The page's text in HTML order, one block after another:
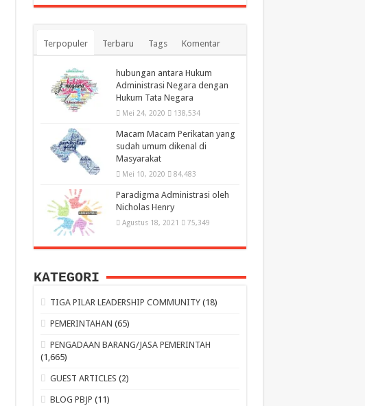
Terpopuler Terbaru Tags Komentar
hubungan antara Hukum
Administrasi Negara dengan
Hukum Tata Negara
Mei 24, 2020 138,534
Macam Macam Perikatan yang
sudah umum dikenal di
Masyarakat
Mei 10, 2020 84,483
Paradigma Administrasi oleh
Nicholas Henry
Agustus 18, 2021 75,349
KATEGORI
TIGA PILAR LEADERSHIP COMMUNITY (18)
PEMERINTAHAN (65)
PENGADAAN BARANG/JASA PEMERINTAH
(1,665)
GUEST ARTICLES (2)
BLOG PBJP (11)